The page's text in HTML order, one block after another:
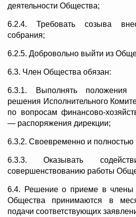
деятельности Общества;
6.2.4. Требовать созыва
собрания;
6.2.5. Добровольно выйти из
6.3. Член Общества обязан:
6.3.1. Выполнять положения
решения Исполнительного
по вопросам финансово-
— распоряжения дирекции;
6.3.2. Своевременно и полностью
6.3.3. Оказывать
совершенствованию работы
6.4. Решение о приеме в члены
Общества принимаются в
подачи соответствующих